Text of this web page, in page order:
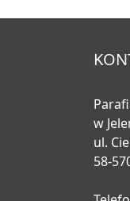
w
ul.
58-